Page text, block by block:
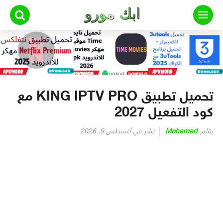
التجاوز
المحتوى
تحميل تطبيق KING IPTV PRO مع
كود التفعيل 2027
بقلم Mohamed نشر في أغسطس 9, 2026